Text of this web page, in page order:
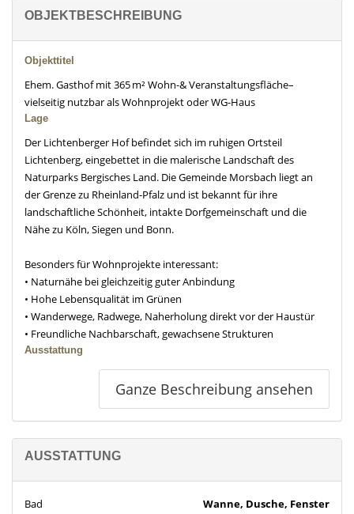
OBJEKTBESCHREIBUNG
Objekttitel
Ehem. Gasthof mit 365 m² Wohn-& Veranstaltungsfläche–
vielseitig nutzbar als Wohnprojekt oder WG-Haus
Lage
Der Lichtenberger Hof befindet sich im ruhigen Ortsteil
Lichtenberg, eingebettet in die malerische Landschaft des
Naturparks Bergisches Land. Die Gemeinde Morsbach liegt an
der Grenze zu Rheinland-Pfalz und ist bekannt für ihre
landschaftliche Schönheit, intakte Dorfgemeinschaft und die
Nähe zu Köln, Siegen und Bonn.
Besonders für Wohnprojekte interessant:
• Naturnähe bei gleichzeitig guter Anbindung
• Hohe Lebensqualität im Grünen
• Wanderwege, Radwege, Naherholung direkt vor der Haustür
• Freundliche Nachbarschaft, gewachsene Strukturen
Ausstattung
Erdgeschoss (ehem. Gewerbe):
• Großer Saal (ca. 100 m²) mit Bühne (ca. 30 m²) – flexibel teilbar
• Gemütlicher Gastraum mit Theke (ca. 120 m²) – ausbaubar zu
Wohn- oder Arbeitsbereichen
• Große Küche mit Lager und Vorratsraum – potenziell als
Gemeinschaftsküche oder Atelier nutzbar
• Gäste-WCs, Büro, Lagerflächen
Ganze Beschreibung ansehen
AUSSTATTUNG
Bad
Wanne, Dusche, Fenster